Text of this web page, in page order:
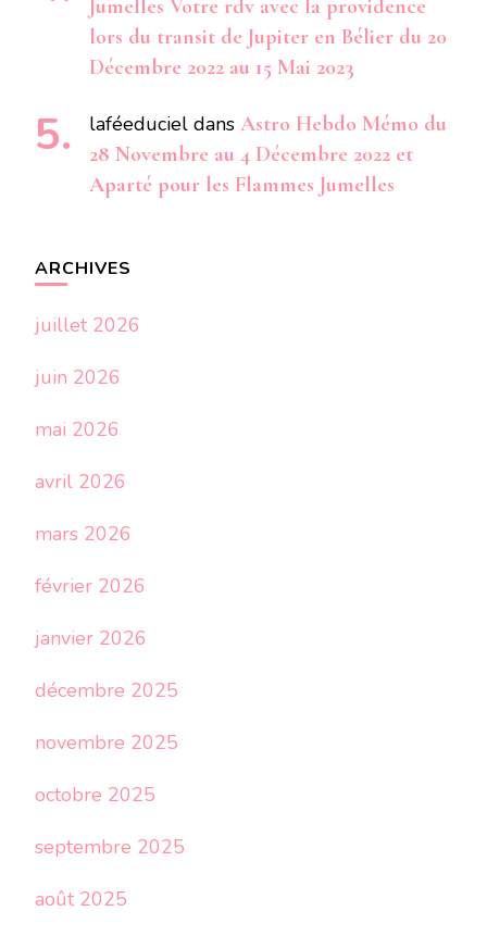
Jumelles Votre rdv avec la providence
lors du transit de Jupiter en Bélier du 20
Décembre 2022 au 15 Mai 2023
laféeduciel dans Astro Hebdo Mémo du
28 Novembre au 4 Décembre 2022 et
Aparté pour les Flammes Jumelles
ARCHIVES
juillet 2026
juin 2026
mai 2026
avril 2026
mars 2026
février 2026
janvier 2026
décembre 2025
novembre 2025
octobre 2025
septembre 2025
août 2025